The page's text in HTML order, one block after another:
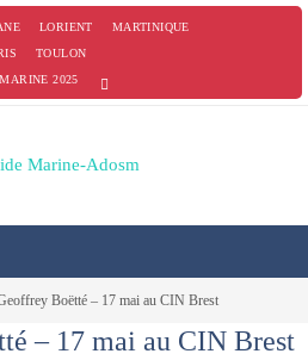
LORIENT
MARTINIQUE
TOULON
2025
Boëtté – 17 mai au CIN Brest
– 17 mai au CIN Brest